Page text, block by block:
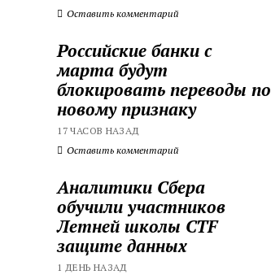
Оставить комментарий
Российские банки с
марта будут
блокировать переводы по
новому признаку
17 ЧАСОВ НАЗАД
Оставить комментарий
Аналитики Сбера
обучили участников
Летней школы CTF
защите данных
1 ДЕНЬ НАЗАД